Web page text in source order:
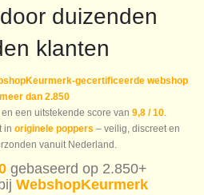
duizenden
klanten
gecertificeerde webshop
meer dan 2.850
een uitstekende score van 9,8 / 10.
in originele poppers – veilig, discreet en
vanuit Nederland.
gebaseerd op 2.850+
WebshopKeurmerk